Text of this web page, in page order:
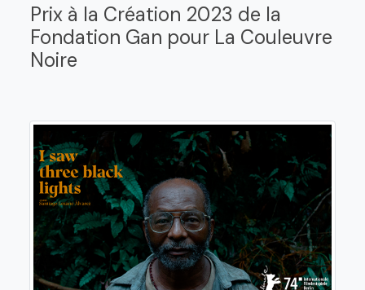
Prix à la Création 2023 de la
Fondation Gan pour La Couleuvre
Noire